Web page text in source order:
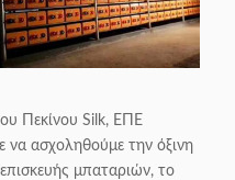
Πεκίνου Silk, ΕΠΕ
να ασχοληθούμε την όξινη
μπαταριών, το